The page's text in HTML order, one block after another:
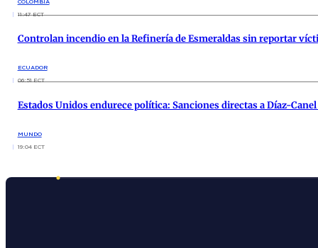
COLOMBIA
11:47 ECT
Controlan incendio en la Refinería de Esmeraldas sin reportar
ECUADOR
06:51 ECT
Estados Unidos endurece política: Sanciones directas a Díaz-
MUNDO
19:04 ECT